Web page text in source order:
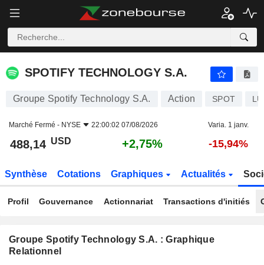
SPOTIFY TECHNOLOGY S.A.
SPOTIFY TECHNOLOGY S.A.
Groupe Spotify Technology S.A. Action SPOT
Marché Fermé - NYSE 22:00:02 07/08/2026 Varia. 1 janv.
488,14 USD +2,75% -15,94%
Synthèse Cotations Graphiques Actualités
Profil Gouvernance Actionnariat Transactions d'initiés
Groupe Spotify Technology S.A. : Graphique
Relationnel